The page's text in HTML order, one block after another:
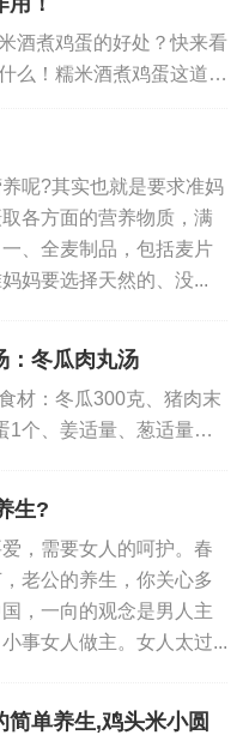
酒煮鸡蛋的好处？快来看
么！糯米酒煮鸡蛋这道美
那么，它到底有哪些好处
力：糯米酒含有...
呢?其实也就是要求准妈
各方面的营养物质，满
、全麦制品，包括麦片
妈要选择天然的、没...
：冬瓜肉丸汤
材：冬瓜300克、猪肉末
1个、姜适量、葱适量、
末中加入鸡蛋、适量
酒和淀粉，搅...
生?
，需要女人的呵护。春
老公的养生，你关心多
，一向的观念是男人主
事女人做主。女人太过...
简单养生,鸡头米小圆